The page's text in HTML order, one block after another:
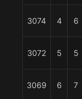
3074 4 6
3072 5 5
3069 6 7